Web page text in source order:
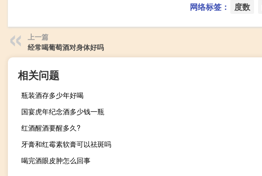
网络标签： 度数
上一篇
经常喝葡萄酒对身体好吗
相关问题
瓶装酒存多少年好喝
国宴虎年纪念酒多少钱一瓶
红酒醒酒要醒多久?
牙膏和红霉素软膏可以祛斑吗
喝完酒眼皮肿怎么回事